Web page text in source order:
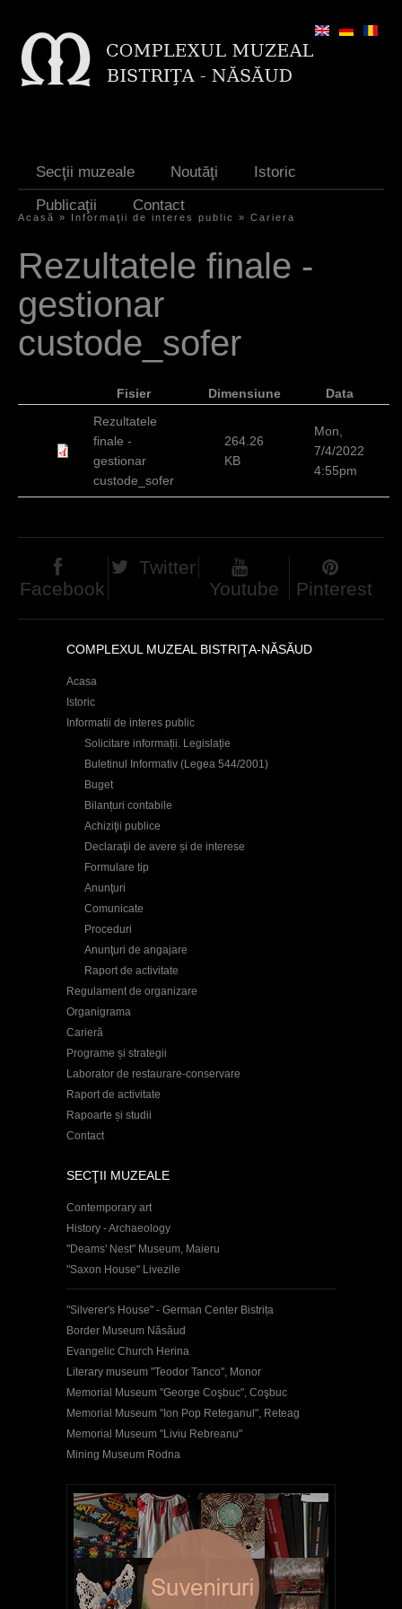
Secţii muzeale Noutăţi
Istoric
Publicaţii
Contact
o
u
a
r
Acasă » Informaţii de interes public » Cariera
Rezultatele finale -
gestionar
custode_sofer
Fisier Dimensiune
Data
Rezultatele
finale -
gestionar
custode_sofer
264.26
KB
Mon,
7/4/2022
4:55pm
Facebook
Twitter
Youtube
Pinterest
COMPLEXUL MUZEAL BISTRIŢA-NĂSĂUD
Acasa
Istoric
Informatii de interes public
Solicitare informații. Legislație
Buletinul Informativ (Legea 544/2001)
Buget
Bilanțuri contabile
Achiziţii publice
Declaraţii de avere și de interese
Formulare tip
Anunţuri
Comunicate
Proceduri
Anunţuri de angajare
Raport de activitate
Regulament de organizare
Organigrama
Carieră
Programe și strategii
Laborator de restaurare-conservare
Raport de activitate
Rapoarte și studii
Contact
SECŢII MUZEALE
Contemporary art
History - Archaeology
"Deams' Nest" Museum, Maieru
"Saxon House" Livezile
"Silverer's House" - German Center Bistrița
Border Museum Năsăud
Evangelic Church Herina
Literary museum "Teodor Tanco", Monor
Memorial Museum "George Coşbuc", Coşbuc
Memorial Museum "Ion Pop Reteganul", Reteag
Memorial Museum "Liviu Rebreanu"
Mining Museum Rodna